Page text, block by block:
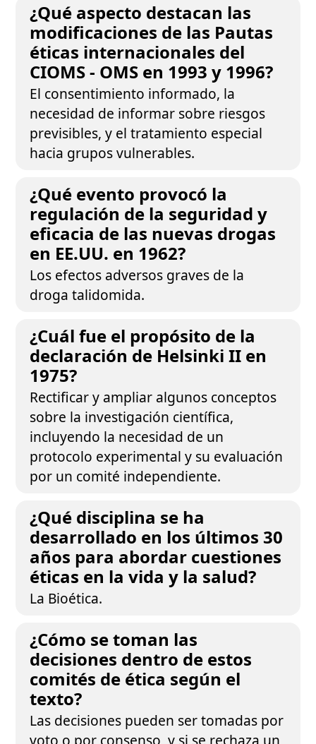
¿Qué aspecto destacan las
modificaciones de las Pautas
éticas internacionales del
CIOMS - OMS en 1993 y 1996?
El consentimiento informado, la
necesidad de informar sobre riesgos
previsibles, y el tratamiento especial
hacia grupos vulnerables.
¿Qué evento provocó la
regulación de la seguridad y
eficacia de las nuevas drogas
en EE.UU. en 1962?
Los efectos adversos graves de la
droga talidomida.
¿Cuál fue el propósito de la
declaración de Helsinki II en
1975?
Rectificar y ampliar algunos conceptos
sobre la investigación científica,
incluyendo la necesidad de un
protocolo experimental y su evaluación
por un comité independiente.
¿Qué disciplina se ha
desarrollado en los últimos 30
años para abordar cuestiones
éticas en la vida y la salud?
La Bioética.
¿Cómo se toman las
decisiones dentro de estos
comités de ética según el
texto?
Las decisiones pueden ser tomadas por
voto o por consenso, y si se rechaza un